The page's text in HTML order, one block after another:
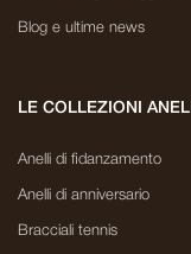
Blog e ultime news
LE COLLEZIONI
Anelli di fidanzamento
Anelli di anniversario
Bracciali tennis